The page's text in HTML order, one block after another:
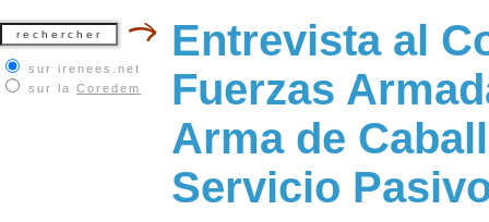
sur irenees.net
sur la Coredem
Entrevista al
Fuerzas
Arma de
Servicio